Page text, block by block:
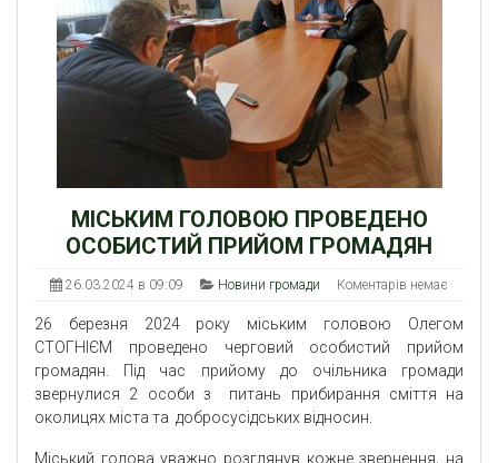
МІСЬКИМ ГОЛОВОЮ ПРОВЕДЕНО
ОСОБИСТИЙ ПРИЙОМ ГРОМАДЯН
26.03.2024 в 09:09 Новини громади Коментарів немає
26 березня 2024 року міським головою Олегом
СТОГНІЄМ проведено черговий особистий прийом
громадян. Під час прийому до очільника громади
звернулися 2 особи з питань прибирання сміття на
околицях міста та добросусідських відносин.
Міський голова уважно розглянув кожне звернення, на